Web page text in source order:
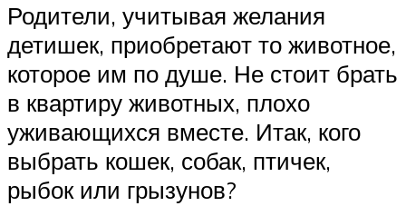
Родители, учитывая желания
детишек, приобретают то животное,
которое им по душе. Не стоит брать
в квартиру животных, плохо
уживающихся вместе. Итак, кого
выбрать кошек, собак, птичек,
рыбок или грызунов?